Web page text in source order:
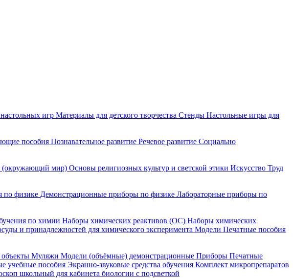
игр Материалы для детского творчества Стенды Настольные игры для
пособия Познавательное развитие Речевое развитие Социально
(окружающий мир) Основы религиозных культур и светской этики Искусство Труд
по физике Демонстрационные приборы по физике Лабораторные приборы по
по химии Наборы химических реактивов (ОС) Наборы химических
и принадлежностей для химического эксперимента Модели Печатные пособия
Муляжи Модели (объёмные) демонстрационные Приборы Печатные
учебные пособия Экранно-звуковые средства обучения Комплект микропрепаратов
школьный для кабинета биологии с подсветкой